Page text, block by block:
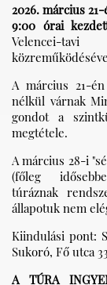
2026. március
9:00 órai
Velencei-
A március 21-
nélkül várnak
gondot a
megtétele.
A március 28-i
(főleg
túráznak
állapotuk nem
Kiindulási pont:
Sukoró, Fő utca
A TÚRA